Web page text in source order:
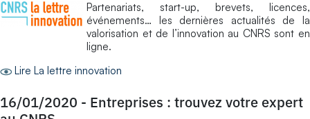
Partenariats, start-up, brevets, licences,
événements… les dernières actualités de la
valorisation et de l’innovation au CNRS sont en
ligne.
Lire La lettre innovation
16/01/2020 - Entreprises : trouvez votre expert